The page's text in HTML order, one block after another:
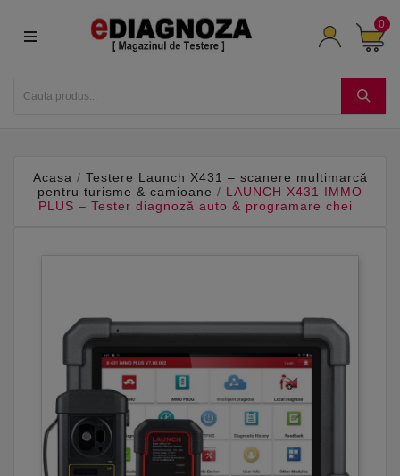
0
Acasa
Testere Launch X431 – scanere multimarcă
pentru turisme & camioane
LAUNCH X431 IMMO
PLUS – Tester diagnoză auto & programare chei